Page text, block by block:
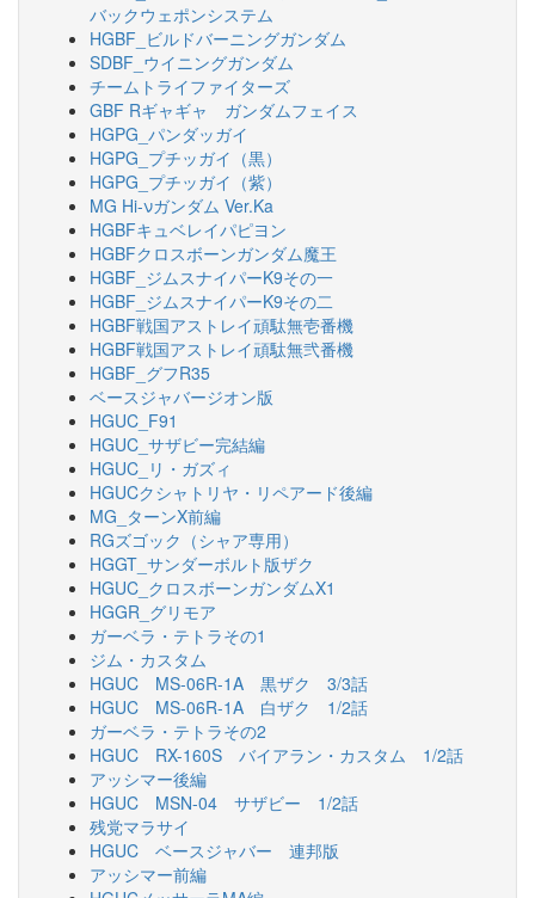
バックウェポンシステム
HGBF_ビルドバーニングガンダム
SDBF_ウイニングガンダム
チームトライファイターズ
GBF Rギャギャ ガンダムフェイス
HGPG_パンダッガイ
HGPG_プチッガイ（黒）
HGPG_プチッガイ（紫）
MG Hi-νガンダム Ver.Ka
HGBFキュベレイパピヨン
HGBFクロスボーンガンダム魔王
HGBF_ジムスナイパーK9その一
HGBF_ジムスナイパーK9その二
HGBF戦国アストレイ頑駄無壱番機
HGBF戦国アストレイ頑駄無弐番機
HGBF_グフR35
ベースジャバージオン版
HGUC_F91
HGUC_サザビー完結編
HGUC_リ・ガズィ
HGUCクシャトリヤ・リペアード後編
MG_ターンX前編
RGズゴック（シャア専用）
HGGT_サンダーボルト版ザク
HGUC_クロスボーンガンダムX1
HGGR_グリモア
ガーベラ・テトラその1
ジム・カスタム
HGUC MS-06R-1A 黒ザク 3/3話
HGUC MS-06R-1A 白ザク 1/2話
ガーベラ・テトラその2
HGUC RX-160S バイアラン・カスタム 1/2話
アッシマー後編
HGUC MSN-04 サザビー 1/2話
残党マラサイ
HGUC ベースジャバー 連邦版
アッシマー前編